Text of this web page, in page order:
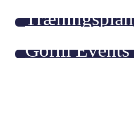
Træningsplan
Gorm Events